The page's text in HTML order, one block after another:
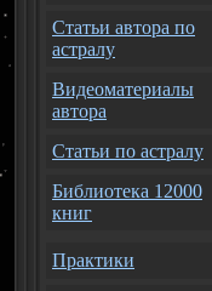
Статьи автора по
астралу
Видеоматериалы
автора
Статьи по астралу
Библиотека 12000
книг
Практики